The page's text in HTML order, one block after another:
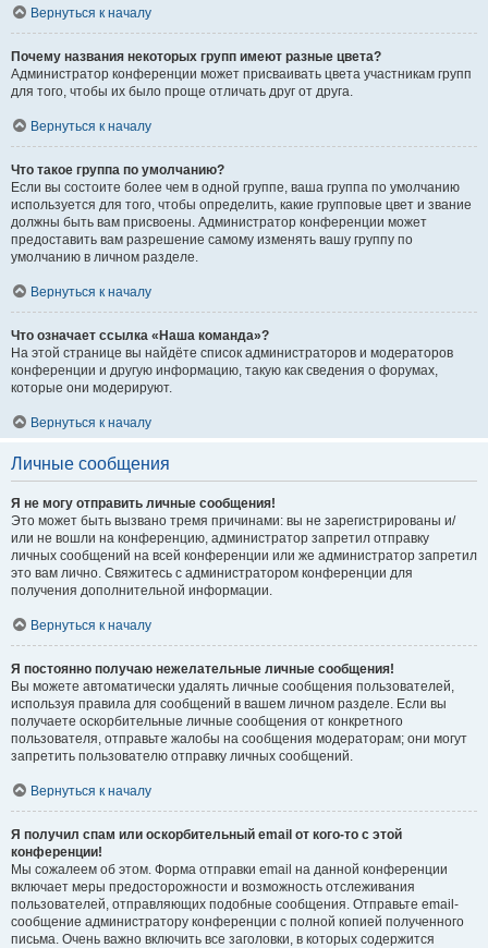
Вернуться к началу
Почему названия некоторых групп имеют разные цвета?
Администратор конференции может присваивать цвета участникам групп
для того, чтобы их было проще отличать друг от друга.
Вернуться к началу
Что такое группа по умолчанию?
Если вы состоите более чем в одной группе, ваша группа по умолчанию
используется для того, чтобы определить, какие групповые цвет и звание
должны быть вам присвоены. Администратор конференции может
предоставить вам разрешение самому изменять вашу группу по
умолчанию в личном разделе.
Вернуться к началу
Что означает ссылка «Наша команда»?
На этой странице вы найдёте список администраторов и модераторов
конференции и другую информацию, такую как сведения о форумах,
которые они модерируют.
Вернуться к началу
Личные сообщения
Я не могу отправить личные сообщения!
Это может быть вызвано тремя причинами: вы не зарегистрированы и/
или не вошли на конференцию, администратор запретил отправку
личных сообщений на всей конференции или же администратор запретил
это вам лично. Свяжитесь с администратором конференции для
получения дополнительной информации.
Вернуться к началу
Я постоянно получаю нежелательные личные сообщения!
Вы можете автоматически удалять личные сообщения пользователей,
используя правила для сообщений в вашем личном разделе. Если вы
получаете оскорбительные личные сообщения от конкретного
пользователя, отправьте жалобы на сообщения модераторам; они могут
запретить пользователю отправку личных сообщений.
Вернуться к началу
Я получил спам или оскорбительный email от кого-то с этой
конференции!
Мы сожалеем об этом. Форма отправки email на данной конференции
включает меры предосторожности и возможность отслеживания
пользователей, отправляющих подобные сообщения. Отправьте email-
сообщение администратору конференции с полной копией полученного
письма. Очень важно включить все заголовки, в которых содержится